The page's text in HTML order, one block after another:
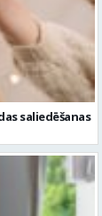
saliedēšanas